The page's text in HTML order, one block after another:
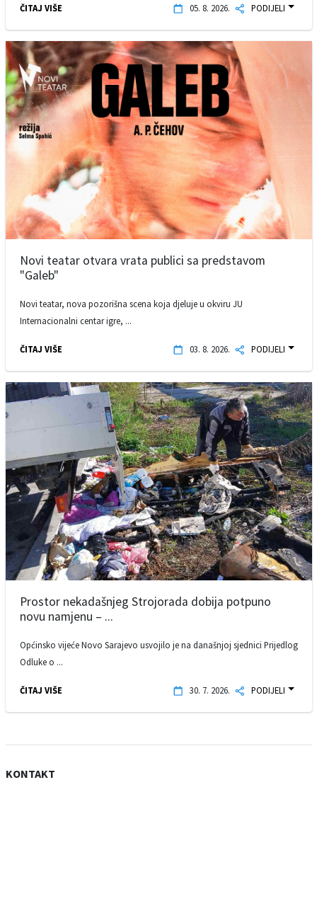
ČITAJ VIŠE 05. 8. 2026. PODIJELI
Novi teatar otvara vrata publici sa predstavom
"Galeb"
Novi teatar, nova pozorišna scena koja djeluje u okviru JU
Internacionalni centar igre, ...
ČITAJ VIŠE 03. 8. 2026. PODIJELI
Prostor nekadašnjeg Strojorada dobija potpuno
novu namjenu – ...
Općinsko vijeće Novo Sarajevo usvojilo je na današnjoj sjednici Prijedlog
Odluke o ...
ČITAJ VIŠE 30. 7. 2026. PODIJELI
KONTAKT